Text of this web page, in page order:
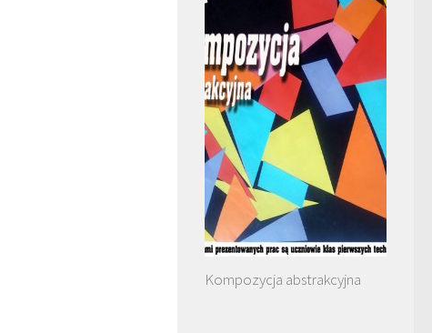
Kompozycja abstrakcyjna